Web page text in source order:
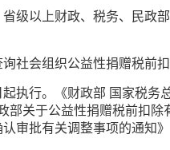
级以上财政、税务、民政
社会组织公益性捐赠税前
执行。《财政部 国家税
部关于公益性捐赠税前扣
审批有关调整事项的通知